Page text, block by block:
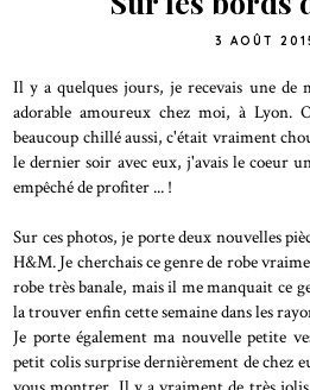
3 AOÛT
Il y a quelques jours, je recevais une de
adorable amoureux chez moi, à Lyon.
beaucoup chillé aussi, c'était vraiment
le dernier soir avec eux, j'avais le coeur
empêché de profiter ... !
Sur ces photos, je porte deux nouvelles
H&M. Je cherchais ce genre de robe
robe très banale, mais il me manquait ce
la trouver enfin cette semaine dans les
Je porte également ma nouvelle petite
petit colis surprise dernièrement de chez